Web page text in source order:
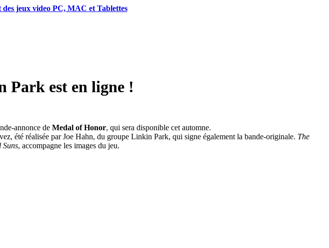
jeux video PC, MAC et Tablettes
Park est en ligne !
annonce de Medal of Honor, qui sera disponible cet automne.
été réalisée par Joe Hahn, du groupe Linkin Park, qui signe également la bande-originale. The
Suns, accompagne les images du jeu.